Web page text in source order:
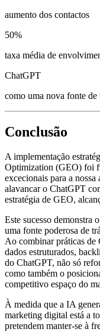
aumento dos contactos
50%
taxa média de
ChatGPT
como uma nova fonte
Conclusão
A implementação
Optimization (GEO) foi
excecionais para a
alavancar o ChatGPT
estratégia de GEO,
Este sucesso demonstra
uma fonte poderosa de
Ao combinar práticas de
dados estruturados,
do ChatGPT, não só
como também o
competitivo espaço do
À medida que a IA
marketing digital está a
pretendem manter-se à